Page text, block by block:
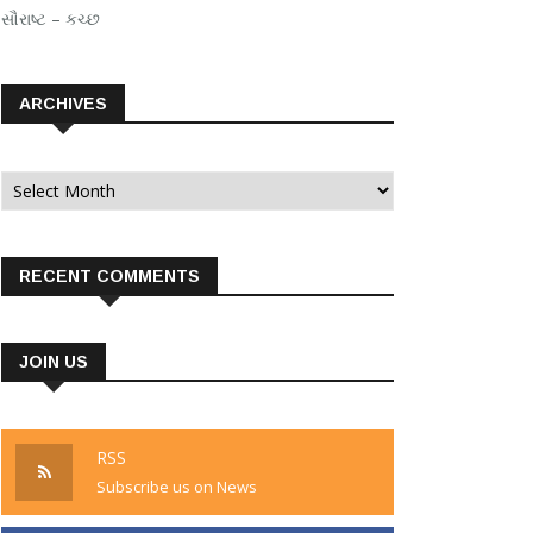
સૌરાષ્ટ – કચ્છ
ARCHIVES
Archives
RECENT COMMENTS
JOIN US
RSS
Subscribe us on News